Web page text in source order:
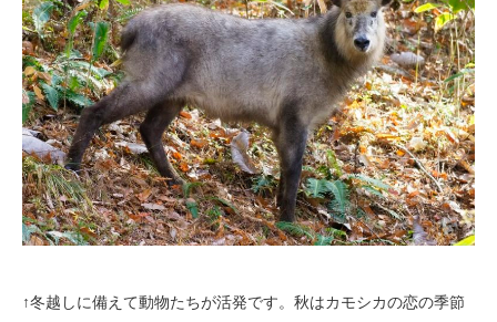
↑冬越しに備えて動物たちが活発です。秋はカモシカの恋の季節